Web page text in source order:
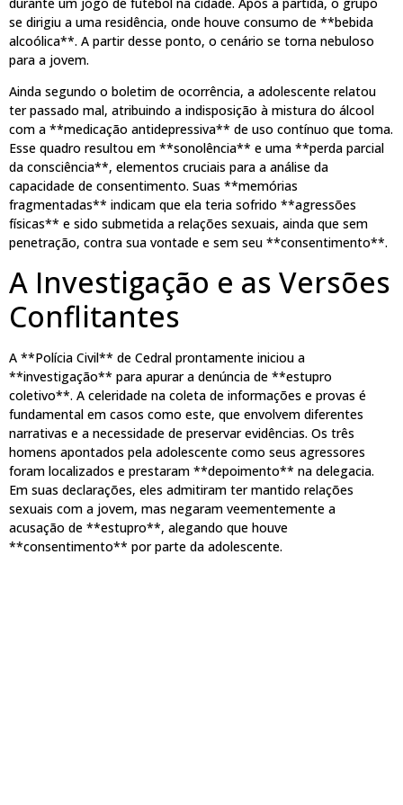
se dirigiu a uma residência, onde houve consumo de **bebida
alcoólica**. A partir desse ponto, o cenário se torna nebuloso
para a jovem.
Ainda segundo o boletim de ocorrência, a adolescente relatou
ter passado mal, atribuindo a indisposição à mistura do álcool
com a **medicação antidepressiva** de uso contínuo que toma.
Esse quadro resultou em **sonolência** e uma **perda parcial
da consciência**, elementos cruciais para a análise da
capacidade de consentimento. Suas **memórias
fragmentadas** indicam que ela teria sofrido **agressões
físicas** e sido submetida a relações sexuais, ainda que sem
penetração, contra sua vontade e sem seu **consentimento**.
A Investigação e as Versões
Conflitantes
A **Polícia Civil** de Cedral prontamente iniciou a
**investigação** para apurar a denúncia de **estupro
coletivo**. A celeridade na coleta de informações e provas é
fundamental em casos como este, que envolvem diferentes
narrativas e a necessidade de preservar evidências. Os três
homens apontados pela adolescente como seus agressores
foram localizados e prestaram **depoimento** na delegacia.
Em suas declarações, eles admitiram ter mantido relações
sexuais com a jovem, mas negaram veementemente a
acusação de **estupro**, alegando que houve
**consentimento** por parte da adolescente.